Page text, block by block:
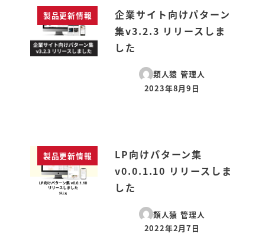
製品更新情報
企業サイト向けパターン
集v3.2.3 リリースしま
した
類人猿 管理人
投稿日
2023年8月9日
製品更新情報
LP向けパターン集
v0.0.1.10 リリースしま
した
類人猿 管理人
投稿日
2022年2月7日